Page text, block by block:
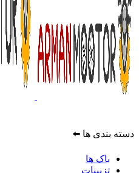
دسته بندی ها ⬅️
باک ها
تزیینات